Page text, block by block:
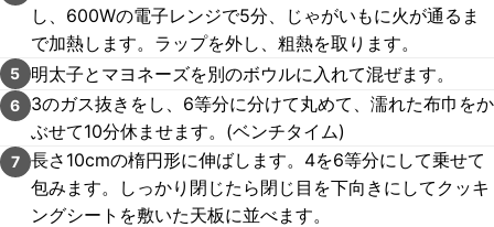
し、600Wの電子レンジで5分、じゃがいもに火が通るま
で加熱します。ラップを外し、粗熱を取ります。
5 明太子とマヨネーズを別のボウルに入れて混ぜます。
6
3のガス抜きをし、6等分に分けて丸めて、濡れた布巾をか
ぶせて10分休ませます。(ベンチタイム)
7 長さ10cmの楕円形に伸ばします。4を6等分にして乗せて
包みます。しっかり閉じたら閉じ目を下向きにしてクッキ
ングシートを敷いた天板に並べます。